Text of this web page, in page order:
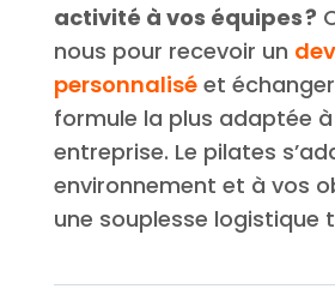
activité à vos équipes ?
nous pour recevoir un
personnaliséet
formule la plus adaptée
entreprise. Le pilates
environnement et à vos
une souplesse logistique